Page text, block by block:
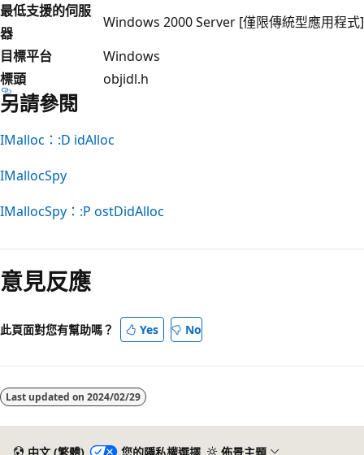
最低支援的伺服
器
Windows 2000 Server [僅限傳統型應用程式]
目標平台
Windows
標頭
objidl.h
另請參閱
IMalloc：:D idAlloc
IMallocSpy
IMallocSpy：:P ostDidAlloc
讀
模
已
用
意見反應
此頁面對您有幫助嗎？ Yes No
Last updated on 2024/02/29